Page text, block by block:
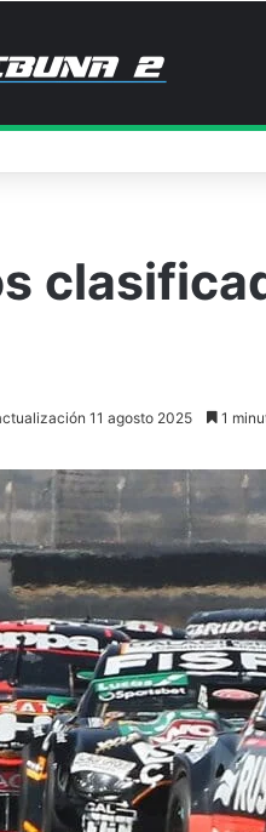
11 agosto 2025 1